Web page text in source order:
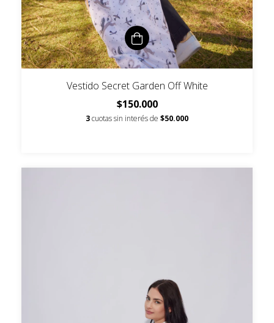
Vestido Secret Garden Off White
$150.000
3cuotas sin interés de $50.000